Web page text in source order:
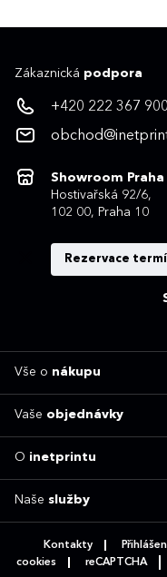
Zákaznická podpora
+420 222 367 900
Showroom Praha
Hostivařská 92/6,
102 00, Praha 10
Rezervace
Vše o nákupu
Vaše objednávky
O inetprintu
Naše služby
Kontakty
cookies
reCAPTCHA